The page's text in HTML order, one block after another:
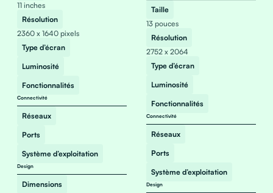
11 inches
Résolution
2360 x 1640 pixels
Type d’écran
Luminosité
Fonctionnalités
Connectivité
Réseaux
Ports
Système d’exploitation
Design
Dimensions
Taille
13 pouces
Résolution
2752 x 2064
Type d’écran
Luminosité
Fonctionnalités
Connectivité
Réseaux
Ports
Système d’exploitation
Design